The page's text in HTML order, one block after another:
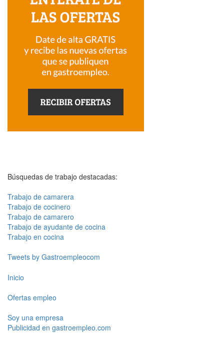
Búsquedas de trabajo destacadas:
Trabajo de camarera
Trabajo de cocinero
Trabajo de camarero
Trabajo de ayudante de cocina
Trabajo en cocina
Tweets by Gastroempleocom
Inicio
Ofertas empleo
Soy una empresa
Publicidad en gastroempleo.com